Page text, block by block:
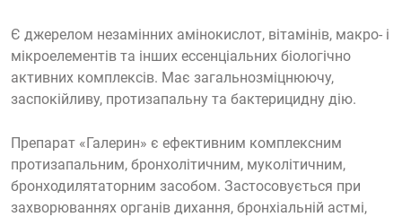
Є джерелом незамінних амінокислот, вітамінів, макро- і
мікроелементів та інших ессенціальних біологічно
активних комплексів. Має загальнозміцнюючу,
заспокійливу, протизапальну та бактерицидну дію.
Препарат «Галерин» є ефективним комплексним
протизапальним, бронхолітичним, муколітичним,
бронходилятаторним засобом. Застосовується при
захворюваннях органів дихання, бронхіальній астмі,